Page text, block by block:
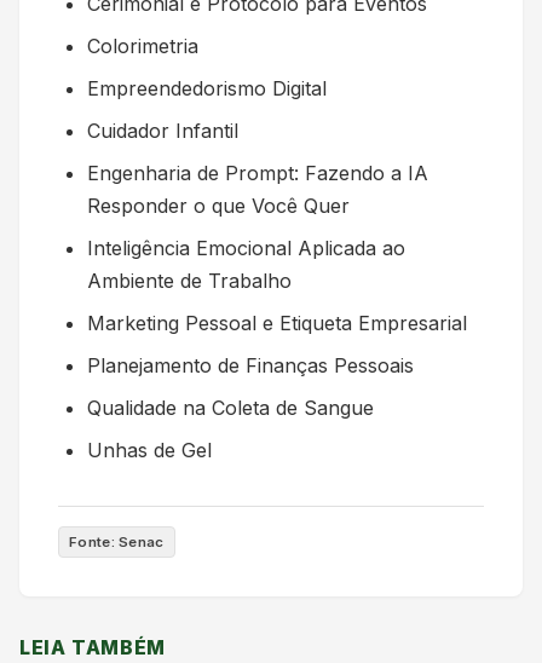
Colorimetria
Empreendedorismo Digital
Cuidador Infantil
Engenharia de Prompt: Fazendo a IA
Responder o que Você Quer
Inteligência Emocional Aplicada ao
Ambiente de Trabalho
Marketing Pessoal e Etiqueta Empresarial
Planejamento de Finanças Pessoais
Qualidade na Coleta de Sangue
Unhas de Gel
Fonte: Senac
LEIA TAMBÉM